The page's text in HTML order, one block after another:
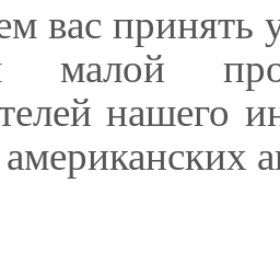
вас принять
малой
нашего